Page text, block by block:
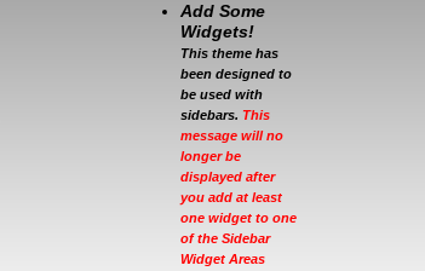
Add Some
Widgets!
This theme has
been designed to
be used with
sidebars. This
message will no
longer be
displayed after
you add at least
one widget to one
of the Sidebar
Widget Areas